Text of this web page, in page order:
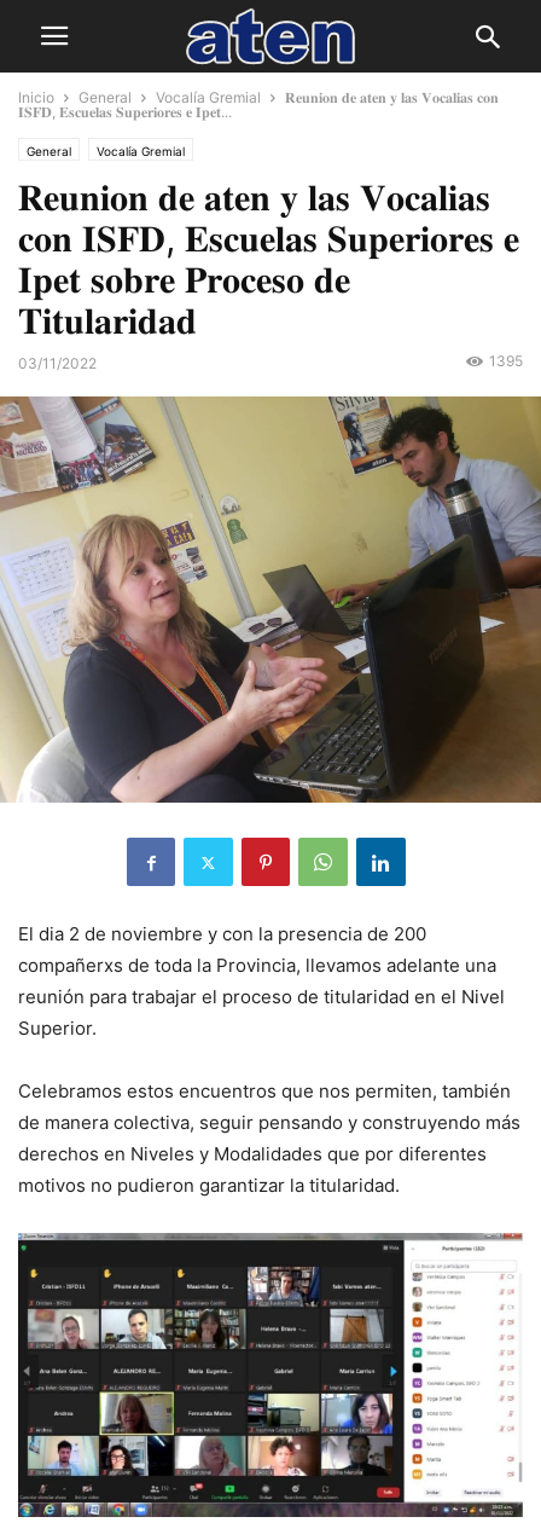
Inicio General Vocalía Gremial
𝐑𝐞𝐮𝐧𝐢𝐨𝐧 𝐝𝐞 𝐚𝐭𝐞𝐧 𝐲 𝐥𝐚𝐬 𝐕𝐨𝐜𝐚𝐥𝐢𝐚𝐬 𝐜𝐨𝐧
𝐈𝐒𝐅𝐃, 𝐄𝐬𝐜𝐮𝐞𝐥𝐚𝐬 𝐒𝐮𝐩𝐞𝐫𝐢𝐨𝐫𝐞𝐬 𝐞 𝐈𝐩𝐞𝐭...
General Vocalía Gremial
𝐑𝐞𝐮𝐧𝐢𝐨𝐧 𝐝𝐞 𝐚𝐭𝐞𝐧 𝐲 𝐥𝐚𝐬 𝐕𝐨𝐜𝐚𝐥𝐢𝐚𝐬
𝐜𝐨𝐧 𝐈𝐒𝐅𝐃, 𝐄𝐬𝐜𝐮𝐞𝐥𝐚𝐬 𝐒𝐮𝐩𝐞𝐫𝐢𝐨𝐫𝐞𝐬 𝐞
𝐈𝐩𝐞𝐭 𝐬𝐨𝐛𝐫𝐞 𝐏𝐫𝐨𝐜𝐞𝐬𝐨 𝐝𝐞
𝐓𝐢𝐭𝐮𝐥𝐚𝐫𝐢𝐝𝐚𝐝
03/11/2022 1395
El dia 2 de noviembre y con la presencia de 200
compañerxs de toda la Provincia, llevamos adelante una
reunión para trabajar el proceso de titularidad en el Nivel
Superior.
Celebramos estos encuentros que nos permiten, también
de manera colectiva, seguir pensando y construyendo más
derechos en Niveles y Modalidades que por diferentes
motivos no pudieron garantizar la titularidad.